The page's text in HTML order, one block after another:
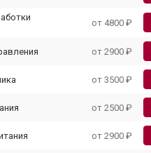
от 4800 ₽
от 2900 ₽
от 3500 ₽
от 2500 ₽
от 2900 ₽